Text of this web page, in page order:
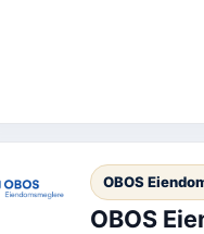
OBOS
OBOS